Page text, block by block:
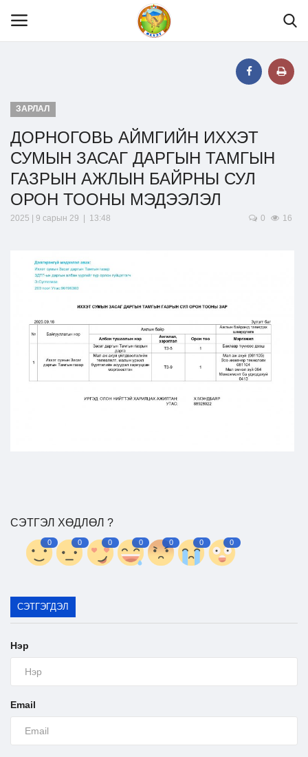
Танилцуулга
МЭДЭЭЛЭЛ
ХУУЛЬ ЭРХ ЗҮЙ
Шилэн данс
ЗАРЛАЛ
ДОРНОГОВЬ АЙМГИЙН ИХХЭТ
СУМЫН ЗАСАГ ДАРГЫН ТАМГЫН
ГАЗРЫН АЖЛЫН БАЙРНЫ СУЛ
ОРОН ТООНЫ МЭДЭЭЛЭЛ
2025 | 9 сарын 29 | 13:48 0 16
СЭТГЭЛ ХӨДЛӨЛ ?
0 0 0 0 0 0 0
СЭТГЭГДЭЛ
Нэр
Email